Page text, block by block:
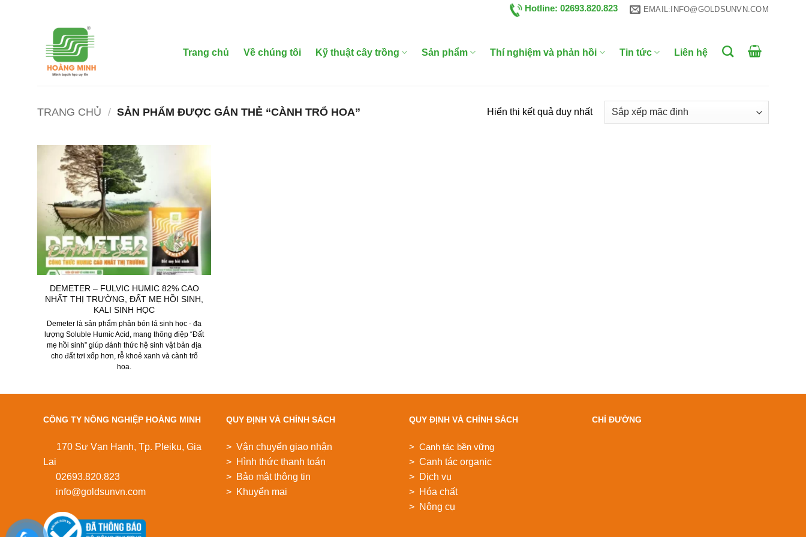
Hotline: 02693.820.823 EMAIL:INFO@GOLDSUNVN.COM
Trang chủ Về chúng tôi Kỹ thuật cây trồng Sản phẩm Thí nghiệm và phản hồi Tin tức Liên hệ
TRANG CHỦ / SẢN PHẨM ĐƯỢC GẮN THẺ “CÀNH TRỔ HOA” Hiển thị kết quả duy nhất
DEMETER – FULVIC HUMIC 82% CAO
NHẤT THỊ TRƯỜNG, ĐẤT MẸ HỒI SINH,
KALI SINH HỌC
Demeter là sản phẩm phân bón lá sinh học - đa
lượng Soluble Humic Acid, mang thông điệp “Đất
mẹ hồi sinh” giúp đánh thức hệ sinh vật bản địa
cho đất tơi xốp hơn, rễ khoẻ xanh và cành trổ
hoa.
CÔNG TY NÔNG NGHIỆP HOÀNG MINH
170 Sư Vạn Hạnh, Tp. Pleiku, Gia
Lai
02693.820.823
info@goldsunvn.com
QUY ĐỊNH VÀ CHÍNH SÁCH
> Vận chuyển giao nhận
> Hình thức thanh toán
> Bảo mật thông tin
> Khuyển mại
QUY ĐỊNH VÀ CHÍNH SÁCH
> Canh tác bền vững
> Canh tác organic
> Dịch vụ
> Hóa chất
> Nông cụ
CHỈ ĐƯỜNG